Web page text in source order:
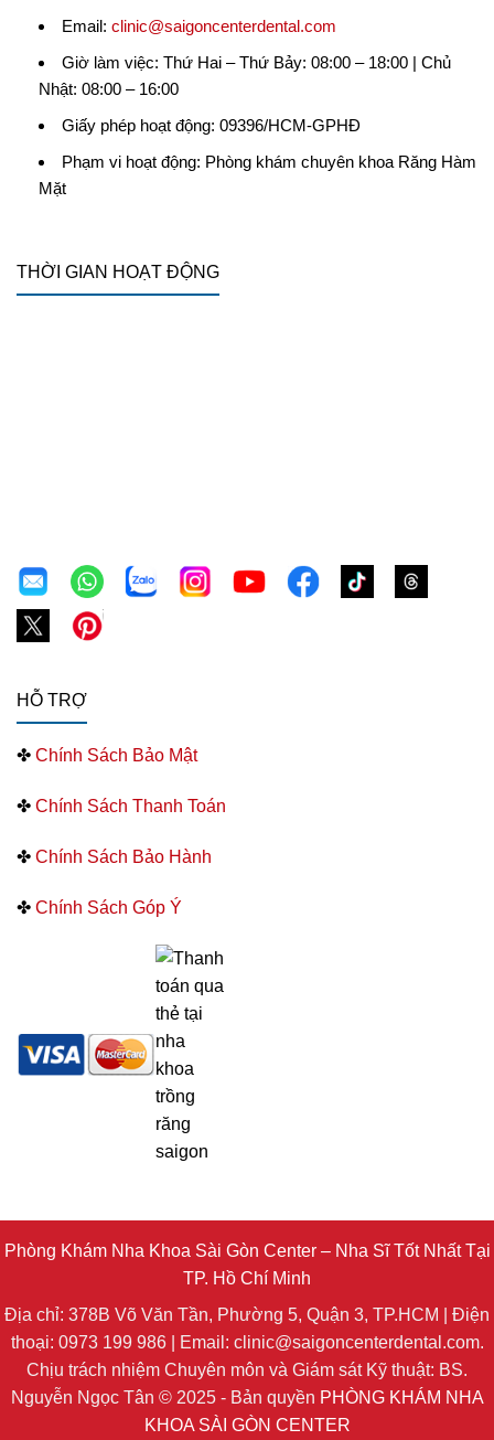
Email: clinic@saigoncenterdental.com
Giờ làm việc: Thứ Hai – Thứ Bảy: 08:00 – 18:00 | Chủ
Nhật: 08:00 – 16:00
Giấy phép hoạt động: 09396/HCM-GPHĐ
Phạm vi hoạt động: Phòng khám chuyên khoa Răng Hàm
Mặt
THỜI GIAN HOẠT ĐỘNG
HỖ TRỢ
✤ Chính Sách Bảo Mật
✤ Chính Sách Thanh Toán
✤ Chính Sách Bảo Hành
✤ Chính Sách Góp Ý
Phòng Khám Nha Khoa Sài Gòn Center – Nha Sĩ Tốt Nhất Tại
TP. Hồ Chí Minh
Địa chỉ: 378B Võ Văn Tần, Phường 5, Quận 3, TP.HCM | Điện
thoại: 0973 199 986 | Email: clinic@saigoncenterdental.com.
Chịu trách nhiệm Chuyên môn và Giám sát Kỹ thuật: BS.
Nguyễn Ngọc Tân © 2025 - Bản quyền PHÒNG KHÁM NHA
KHOA SÀI GÒN CENTER